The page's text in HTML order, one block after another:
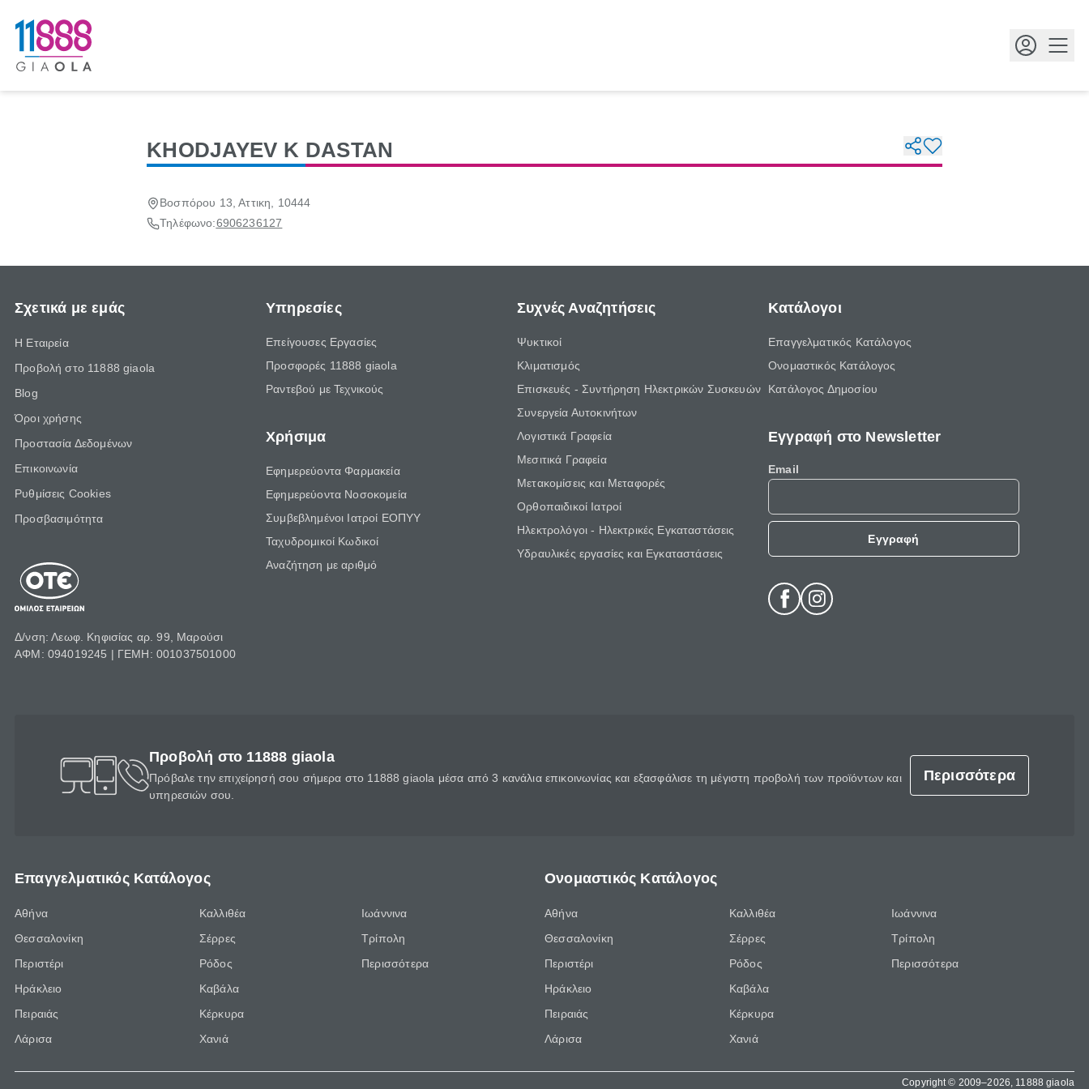
KHODJAYEV K DASTAN
Βοσπόρου 13, Αττικη, 10444
Τηλέφωνο:6906236127
Σχετικά με εμάς
Η Εταιρεία
Προβολή στο 11888 giaola
Blog
Όροι χρήσης
Προστασία Δεδομένων
Επικοινωνία
Ρυθμίσεις Cookies
Προσβασιμότητα
Δ/νση: Λεωφ. Κηφισίας αρ. 99, Μαρούσι
ΑΦΜ: 094019245 | ΓΕΜΗ: 001037501000
Υπηρεσίες
Επείγουσες Εργασίες
Προσφορές 11888 giaola
Ραντεβού με Τεχνικούς
Χρήσιμα
Εφημερεύοντα Φαρμακεία
Εφημερεύοντα Νοσοκομεία
Συμβεβλημένοι Ιατροί ΕΟΠΥΥ
Ταχυδρομικοί Κωδικοί
Αναζήτηση με αριθμό
Συχνές Αναζητήσεις
Ψυκτικοί
Κλιματισμός
Επισκευές - Συντήρηση Ηλεκτρικών Συσκευών
Συνεργεία Αυτοκινήτων
Λογιστικά Γραφεία
Μεσιτικά Γραφεία
Μετακομίσεις και Μεταφορές
Ορθοπαιδικοί Ιατροί
Ηλεκτρολόγοι - Ηλεκτρικές Εγκαταστάσεις
Υδραυλικές εργασίες και Εγκαταστάσεις
Κατάλογοι
Επαγγελματικός Κατάλογος
Ονομαστικός Κατάλογος
Κατάλογος Δημοσίου
Εγγραφή στο Newsletter
Email
Εγγραφή
Προβολή στο 11888 giaola
Πρόβαλε την επιχείρησή σου σήμερα στο 11888 giaola μέσα από 3 κανάλια επικοινωνίας και εξασφάλισε τη μέγιστη προβολή των προϊόντων και
υπηρεσιών σου.
Περισσότερα
Επαγγελματικός Κατάλογος
Αθήνα
Θεσσαλονίκη
Περιστέρι
Ηράκλειο
Πειραιάς
Λάρισα
Καλλιθέα
Σέρρες
Ρόδος
Καβάλα
Κέρκυρα
Χανιά
Ιωάννινα
Τρίπολη
Περισσότερα
Ονομαστικός Κατάλογος
Αθήνα
Θεσσαλονίκη
Περιστέρι
Ηράκλειο
Πειραιάς
Λάρισα
Καλλιθέα
Σέρρες
Ρόδος
Καβάλα
Κέρκυρα
Χανιά
Ιωάννινα
Τρίπολη
Περισσότερα
Copyright © 2009–2026, 11888 giaola